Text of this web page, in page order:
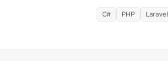
C# PHP Laravel